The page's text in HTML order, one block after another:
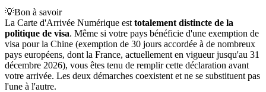
💡Bon à savoir
La Carte d'Arrivée Numérique est totalement distincte de la
politique de visa. Même si votre pays bénéficie d'une exemption de
visa pour la Chine (exemption de 30 jours accordée à de nombreux
pays européens, dont la France, actuellement en vigueur jusqu'au 31
décembre 2026), vous êtes tenu de remplir cette déclaration avant
votre arrivée. Les deux démarches coexistent et ne se substituent pas
l'une à l'autre.